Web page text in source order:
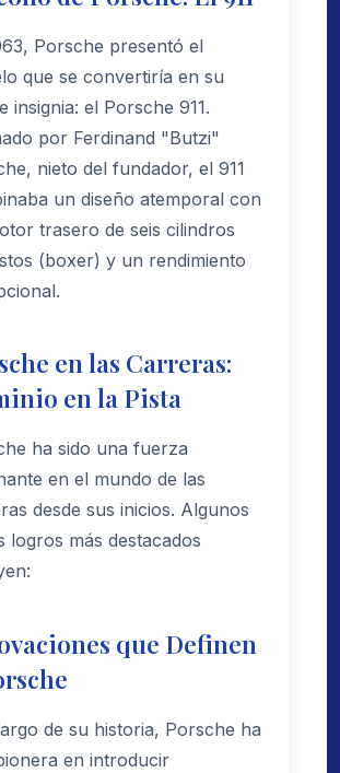
Porsche presentó el
que se convertiría en su
insignia: el Porsche 911.
por Ferdinand "Butzi"
nieto del fundador, el 911
un diseño atemporal con
trasero de seis cilindros
(boxer) y un rendimiento
en las Carreras:
en la Pista
ha sido una fuerza
en el mundo de las
desde sus inicios. Algunos
logros más destacados
que Definen
de su historia, Porsche ha
en introducir